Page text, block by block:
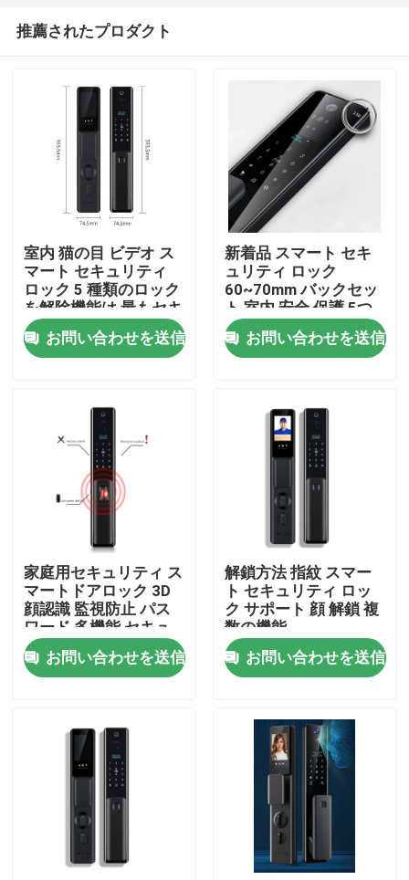
家
プロダクト
私達について
品質管理
私達に連絡しなさい
Homekitのスマートなスイッチ
Wi-Fi スマート スイッチ
Zigbee スマート スイッチ
推薦されたプロダクト
室内 猫の目 ビデオ ス
マート セキュリティ
ロック 5 種類のロック
を解除機能は,最もセキ
ュリティを提供 ホーム
セキュリティ システム
お問い合わせを送信
新着品 スマート セキ
ュリティ ロック
60~70mm バックセッ
ト 室内 安全 保護 5つ
の異なる解錠方法
お問い合わせを送信
家庭用セキュリティ ス
マートドアロック 3D
顔認識 監視防止 パス
ワード 多機能 セキュ
リティシステム
お問い合わせを送信
解鎖方法 指紋 スマー
ト セキュリティ ロッ
ク サポート 顔 解鎖 複
数の機能
お問い合わせを送信